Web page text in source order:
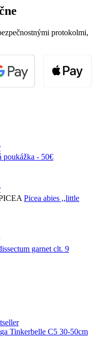
protokolmi,
poukážka - 50€
Picea abies ,,little
garnet clt. 9
Tinkerbelle C5 30-50cm